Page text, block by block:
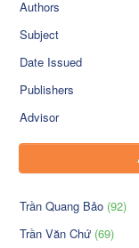
Authors
Subject
Date Issued
Publishers
Advisor
Trần Quang Bảo (92)
Trần Văn Chứ (69)